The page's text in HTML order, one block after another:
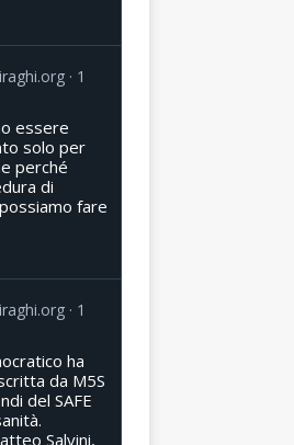
1
essere
solo per
perché
di
fare
1
ha
da M5S
del SAFE
Salvini,